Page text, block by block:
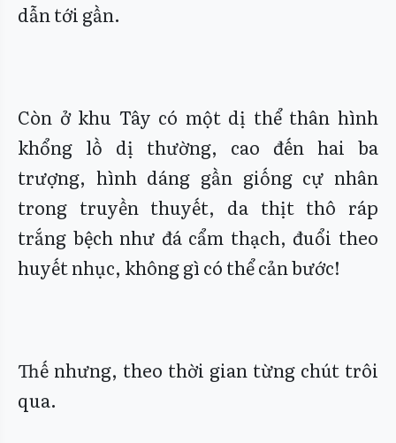
dẫn tới gần.
Còn ở khu Tây có một dị thể thân hình
khổng lồ dị thường, cao đến hai ba
trượng, hình dáng gần giống cự nhân
trong truyền thuyết, da thịt thô ráp
trắng bệch như đá cẩm thạch, đuổi theo
huyết nhục, không gì có thể cản bước!
Thế nhưng, theo thời gian từng chút trôi
qua.